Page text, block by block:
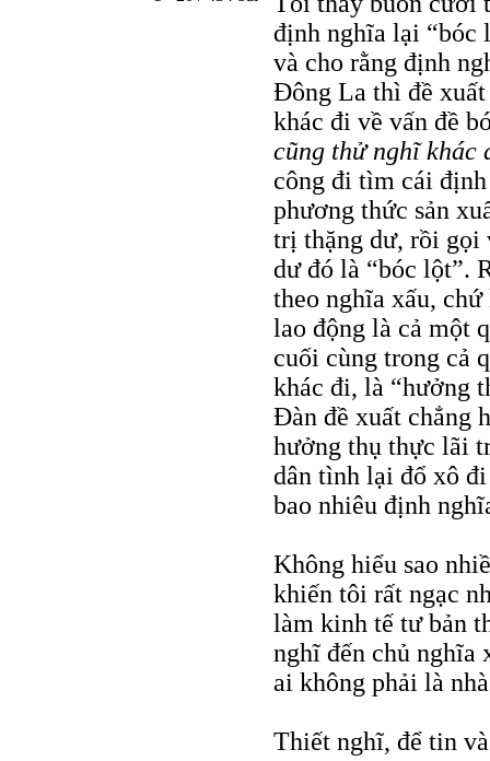
định nghĩa lại “bóc
và cho rằng định
Đông La thì đề xuất
khác đi về vấn đề
cũng thử nghĩ khác
công đi tìm cái
phương thức sản
trị thặng dư, rồi gọi
dư đó là “bóc lột”.
theo nghĩa xấu,
lao động là cả một
cuối cùng trong cả
khác đi, là “hưởng
Đàn đề xuất chẳng
hưởng thụ thực lãi
dân tình lại đổ xô
bao nhiêu định
Không hiểu sao
khiến tôi rất ngạc
làm kinh tế tư bản
nghĩ đến chủ nghĩa
ai không phải là
Thiết nghĩ, để tin